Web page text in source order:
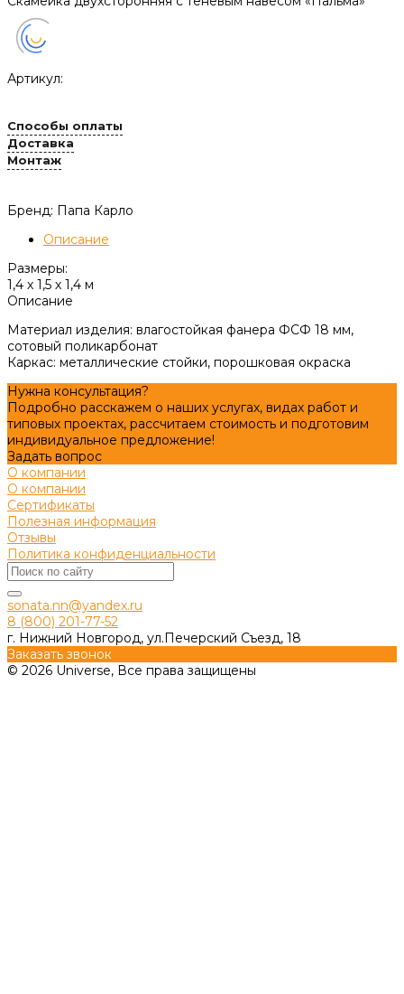
Артикул:
Способы оплаты
Доставка
Монтаж
Бренд: Папа Карло
Описание
Размеры:
1,4 х 1,5 х 1,4 м
Описание
Материал изделия: влагостойкая фанера ФСФ 18 мм,
сотовый поликарбонат
Каркас: металлические стойки, порошковая окраска
Нужна консультация?
Подробно расскажем о наших услугах, видах работ и
типовых проектах, рассчитаем стоимость и подготовим
индивидуальное предложение!
Задать вопрос
О компании
О компании
Сертификаты
Полезная информация
Отзывы
Политика конфиденциальности
sonata.nn@yandex.ru
8 (800) 201-77-52
г. Нижний Новгород, ул.Печерский Съезд, 18
Заказать звонок
© 2026 Universe, Все права защищены